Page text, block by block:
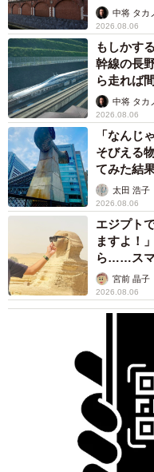
して」中将 タカ
2026.08.06
もしかす
幹線の長
ら走れば
係が反響
中将 タカ
2026.08.06
「なんじ
そびえる
てみた結
太田 浩子
2026.08.06
エジプト
ますよ！
ら……スマ
カモ代表
宮前 晶子
2026.08.06